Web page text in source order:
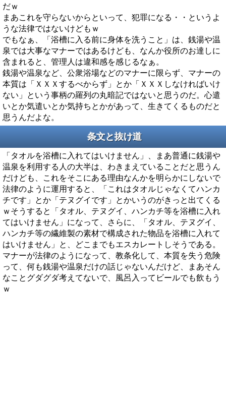
だｗ
まあこれを守らないからといって、犯罪になる・・というよ
うな法律ではないけどもｗ
でもなぁ、「浴槽に入る前に身体を洗うこと」は、銭湯や温
泉では大事なマナーではあるけども、なんか役所のお達しに
含まれると、管理人は違和感を感じるなぁ。
銭湯や温泉など、公衆浴場などのマナーに限らず、マナーの
本質は「ＸＸＸするべからず」とか「ＸＸＸしなければいけ
ない」という事柄の羅列の丸暗記ではないと思うのだ。心遣
いとか気遣いとか気持ちとかがあって、生きてくるものだと
思うんだよな。
条文と抜け道
「タオルを浴槽に入れてはいけません」、まあ普通に銭湯や
温泉を利用する人の大半は、わきまえていることだと思うん
だけども、これをそこにある理由なんかを明らかにしないで
法律のように運用すると、「これはタオルじゃなくてハンカ
チです」とか「テヌグイです」とかいうのがきっと出てくる
ｗそうすると「タオル、テヌグイ、ハンカチ等を浴槽に入れ
てはいけません」になって、さらに、「タオル、テヌグイ、
ハンカチ等の繊維製の素材で構成された物品を浴槽に入れて
はいけません」と、どこまでもエスカレートしそうである。
マナーが法律のようになって、教条化して、本質を失う危険
って、何も銭湯や温泉だけの話じゃないんだけど、まあそん
なことグダグダ考えてないで、風呂入ってビールでも飲もう
ｗ